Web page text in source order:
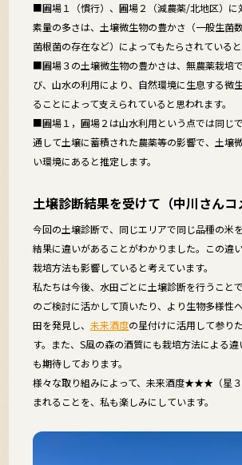
■圃場１（慣行）、圃場２（減農薬/北地区）に
素量の多さは、土壌微生物の豊かさ（一般生菌
菌根菌の存在など）によってもたらされていると
■圃場３の土壌微生物の豊かさは、無農薬栽培
び、山水の利用により、自然環境に生息する微
ることによって支えられていると思われます。
■圃場１，圃場２は山水利用という点では同じ
通して土壌に蓄積された農薬等の影響で、土壌
い環境にあると推定します。
土壌診断結果を受けて（中川さんコ
今回の土壌診断で、同じエリアで同じ品種の米を
結果に違いがあることがわかりました。この違
栽培方法も影響していると考えています。
私たちは今後、水田ごとに土壌診断を行うこと
のご検討に活かして頂いたり、より生物多様性
田を発見し、未来酒度の星付けに活用して参り
す。また、S風の森の酒質にも栽培方法による
も期待しております。
様々な取り組みによって、未来酒度★★★（星
まれることを、私も楽しみにしています。